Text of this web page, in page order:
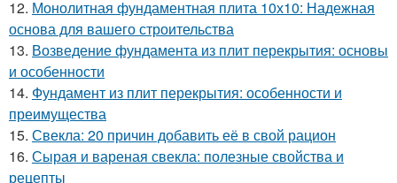
12. Монолитная фундаментная плита 10х10: Надежная
основа для вашего строительства
13. Возведение фундамента из плит перекрытия: основы
и особенности
14. Фундамент из плит перекрытия: особенности и
преимущества
15. Свекла: 20 причин добавить её в свой рацион
16. Сырая и вареная свекла: полезные свойства и
рецепты